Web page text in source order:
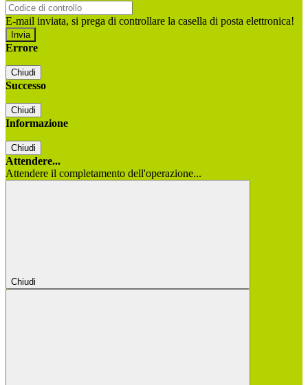
E-mail inviata, si prega di controllare la casella di posta elettronica!
Errore
Chiudi
Successo
Chiudi
Informazione
Chiudi
Attendere...
Attendere il completamento dell'operazione...
Chiudi